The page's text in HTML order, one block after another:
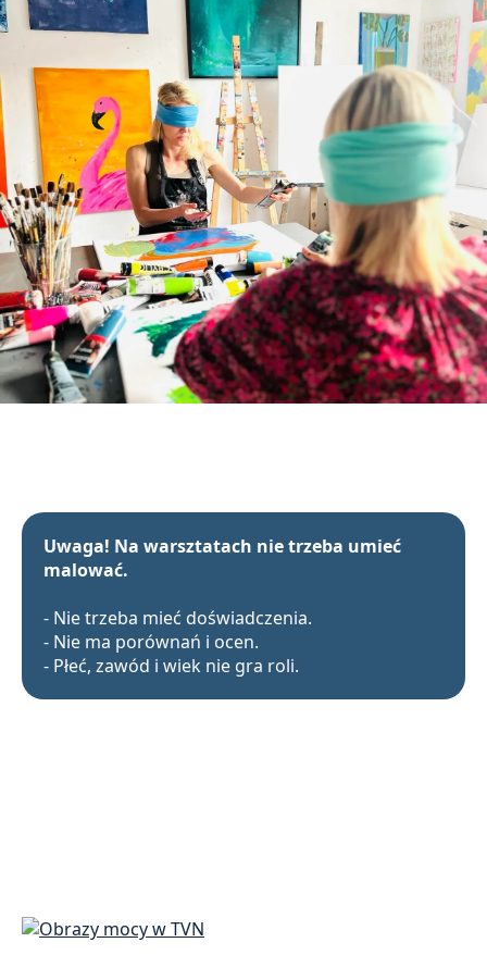
Uwaga! Na warsztatach nie trzeba umieć
malować.
- Nie trzeba mieć doświadczenia.
- Nie ma porównań i ocen.
- Płeć, zawód i wiek nie gra roli.